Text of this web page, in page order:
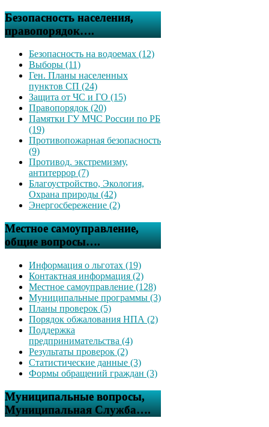
Безопасность населения,
правопорядок….
Безопасность на водоемах (12)
Выборы (11)
Ген. Планы населенных
пунктов СП (24)
Защита от ЧС и ГО (15)
Правопорядок (20)
Памятки ГУ МЧС России по РБ
(19)
Противопожарная безопасность
(9)
Противод. экстремизму,
антитеррор (7)
Благоустройство, Экология,
Охрана природы (42)
Энергосбережение (2)
Местное самоуправление,
общие вопросы….
Информация о льготах (19)
Контактная информация (2)
Местное самоуправление (128)
Муниципальные программы (3)
Планы проверок (5)
Порядок обжалования НПА (2)
Поддержка
предпринимательства (4)
Результаты проверок (2)
Статистические данные (3)
Формы обращений граждан (3)
Муниципальные вопросы,
Муниципальная Служба….